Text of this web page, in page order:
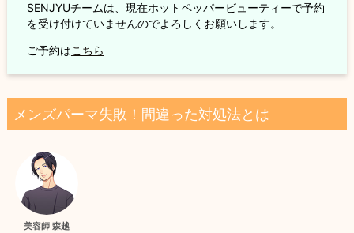
SENJYUチームは、現在ホットペッパービューティーで予約
を受け付けていませんのでよろしくお願いします。
ご予約はこちら
メンズパーマ失敗！間違った対処法とは
美容師 森越